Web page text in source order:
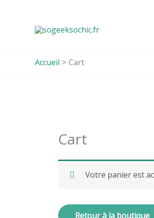
Accueil Cart
Cart
Votre panier est
Retour à la boutique